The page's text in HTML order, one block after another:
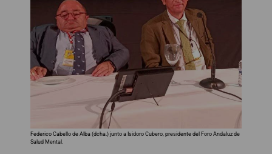
Federico Cabello de Alba (dcha.) junto a Isidoro Cubero, presidente del Foro Andaluz de
Salud Mental.